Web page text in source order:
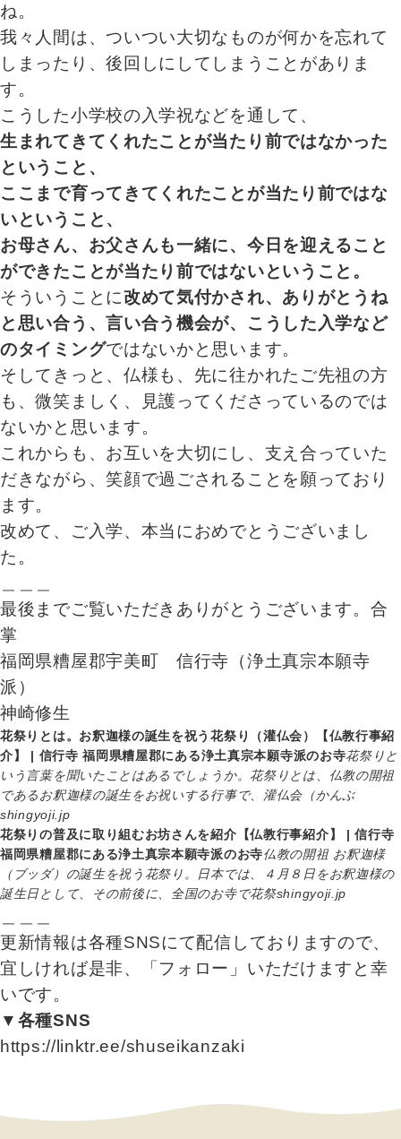
ね。
我々人間は、ついつい大切なものが何かを忘れて
しまったり、後回しにしてしまうことがありま
す。
こうした小学校の入学祝などを通して、
生まれてきてくれたことが当たり前ではなかった
ということ、
ここまで育ってきてくれたことが当たり前ではな
いということ、
お母さん、お父さんも一緒に、今日を迎えること
ができたことが当たり前ではないということ。
そういうことに改めて気付かされ、ありがとうね
と思い合う、言い合う機会が、こうした入学など
のタイミングではないかと思います。
そしてきっと、仏様も、先に往かれたご先祖の方
も、微笑ましく、見護ってくださっているのでは
ないかと思います。
これからも、お互いを大切にし、支え合っていた
だきながら、笑顔で過ごされることを願っており
ます。
改めて、ご入学、本当におめでとうございまし
た。
最後までご覧いただきありがとうございます。合
掌
福岡県糟屋郡宇美町 信行寺（浄土真宗本願寺
派）
神崎修生
花祭りとは。お釈迦様の誕生を祝う花祭り（灌仏会）【仏教行事紹
介】 | 信行寺 福岡県糟屋郡にある浄土真宗本願寺派のお寺花祭りと
いう言葉を聞いたことはあるでしょうか。花祭りとは、仏教の開祖
であるお釈迦様の誕生をお祝いする行事で、灌仏会（かんぶ
shingyoji.jp
花祭りの普及に取り組むお坊さんを紹介【仏教行事紹介】 | 信行寺
福岡県糟屋郡にある浄土真宗本願寺派のお寺仏教の開祖 お釈迦様
（ブッダ）の誕生を祝う花祭り。日本では、４月８日をお釈迦様の
誕生日として、その前後に、全国のお寺で花祭shingyoji.jp
更新情報は各種SNSにて配信しておりますので、
宜しければ是非、「フォロー」いただけますと幸
いです。
▼各種SNS
https://linktr.ee/shuseikanzaki